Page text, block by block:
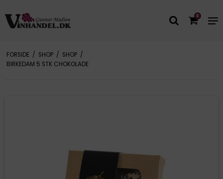
0
FORSIDE / SHOP / SHOP /
BIRKEDAM 5 STK CHOKOLADE